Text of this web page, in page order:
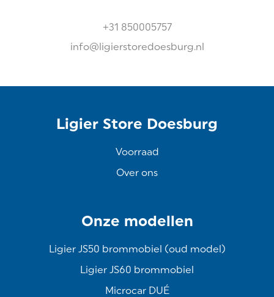
+31 850005757
info@ligierstoredoesburg.nl
Ligier Store Doesburg
Voorraad
Over ons
Onze modellen
Ligier JS50 brommobiel (oud model)
Ligier JS60 brommobiel
Microcar DUÉ